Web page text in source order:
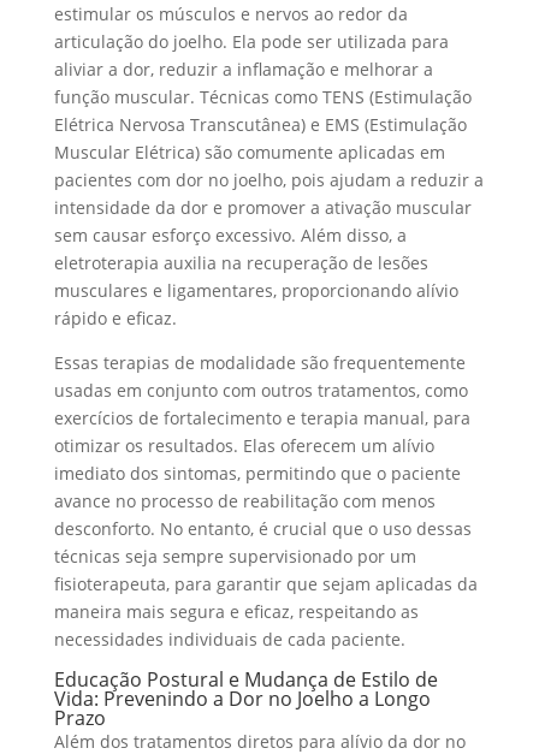
estimular os músculos e nervos ao redor da
articulação do joelho. Ela pode ser utilizada para
aliviar a dor, reduzir a inflamação e melhorar a
função muscular. Técnicas como TENS (Estimulação
Elétrica Nervosa Transcutânea) e EMS (Estimulação
Muscular Elétrica) são comumente aplicadas em
pacientes com dor no joelho, pois ajudam a reduzir a
intensidade da dor e promover a ativação muscular
sem causar esforço excessivo. Além disso, a
eletroterapia auxilia na recuperação de lesões
musculares e ligamentares, proporcionando alívio
rápido e eficaz.
Essas terapias de modalidade são frequentemente
usadas em conjunto com outros tratamentos, como
exercícios de fortalecimento e terapia manual, para
otimizar os resultados. Elas oferecem um alívio
imediato dos sintomas, permitindo que o paciente
avance no processo de reabilitação com menos
desconforto. No entanto, é crucial que o uso dessas
técnicas seja sempre supervisionado por um
fisioterapeuta, para garantir que sejam aplicadas da
maneira mais segura e eficaz, respeitando as
necessidades individuais de cada paciente.
Educação Postural e Mudança de Estilo de
Vida: Prevenindo a Dor no Joelho a Longo
Prazo
Além dos tratamentos diretos para alívio da dor no